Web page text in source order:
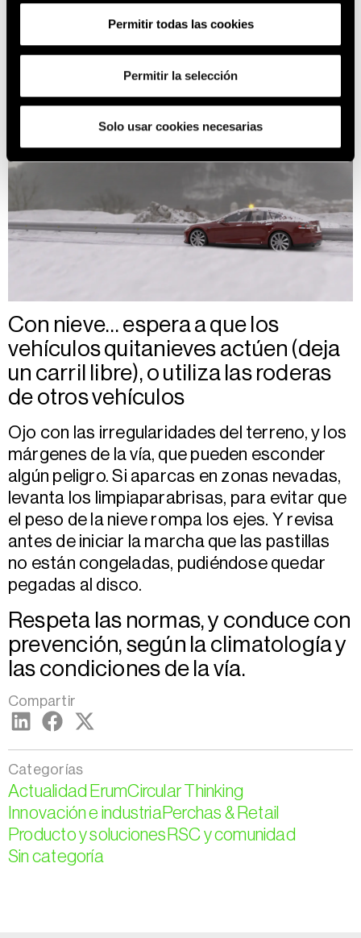
Permitir todas las cookies
Permitir la selección
Solo usar cookies necesarias
Compartir
Categorías
Actualidad ErumCircular Thinking
Innovación e industriaPerchas & Retail
Producto y soluciones RSC y comunidad
Sin categoría
observamos una pérdida de adherencia,
debemos actuar con suavidad en el volante,
Con nieve… espera a que los
vehículos quitanieves actúen (deja
un carril libre), o utiliza las roderas
de otros vehículos
Ojo con las irregularidades del terreno, y los
márgenes de la vía, que pueden esconder
algún peligro. Si aparcas en zonas nevadas,
levanta los limpiaparabrisas, para evitar que
el peso de la nieve rompa los ejes. Y revisa
antes de iniciar la marcha que las pastillas
no están congeladas, pudiéndose quedar
pegadas al disco.
Respeta las normas, y conduce con
prevención, según la climatología y
las condiciones de la vía.